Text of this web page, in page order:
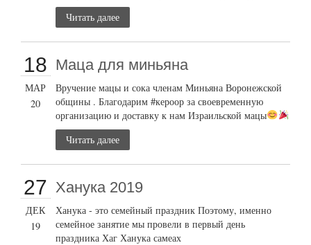
Читать далее
18
МАР
20
Маца для миньяна
Вручение мацы и сока членам Миньяна Воронежской
общины . Благодарим #кероор за своевременную
организацию и доставку к нам Израильской мацы
Читать далее
27
ДЕК
19
Ханука 2019
Ханука - это семейный праздник Поэтому, именно
семейное занятие мы провели в первый день
праздника Хаг Ханука самеах